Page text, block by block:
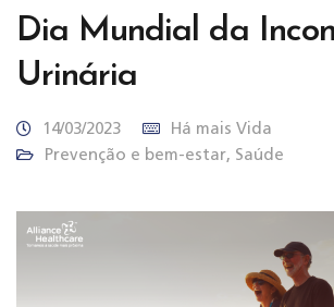
Dia Mundial da
Urinária
14/03/2023
Há mais Vida
Prevenção e bem-estar, Saúde